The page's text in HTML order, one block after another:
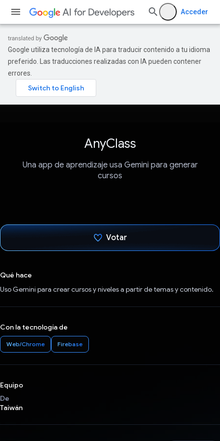
Acceder
Google utiliza tecnología de IA para traducir contenido a tu idioma
preferido. Las traducciones realizadas con IA pueden contener
errores.
AnyClass
Una app de aprendizaje usa Gemini para generar
cursos
Votar
Qué hace
Uso Gemini para crear cursos y niveles a partir de temas y contenido.
Con la tecnología de
Web/Chrome Firebase
Equipo
De
Taiwán